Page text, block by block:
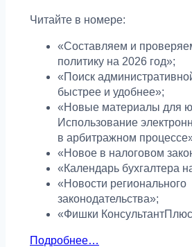
Читайте в номере:
«Составляем и
политику на 2026 год»;
«Поиск
быстрее и удобнее»;
«Новые материалы для
Использование
в арбитражном
«Новое в налоговом
«Календарь бухгалтера
«Новости регионального
законодательства»;
«Фишки
Подробнее…